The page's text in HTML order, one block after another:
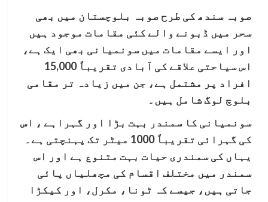
صوبہ سندھ کی طرح صوبہ بلوچستان میں بھی
سحر میں ڈبونے والے کئی مقامات موجود ہیں
اور ایسے مقامات میں سونمیانی بھی ایک ہے،
اس سیاحتی علاقے کی آبادی تقریباً 15,000
افراد پر مشتمل ہے، جن میں زیادہ تر مقامی
بلوچ لوگ شامل ہیں۔
سونمیانی کا سمندر بہت بڑا اور گہراہے ، اس
کی گہرائی تقریباً 1000 میٹر تک پہنچتی ہے۔
یہاں کی سمندری حیات بہت متنوع ہے اور اس
سمندر میں مختلف اقسام کی مچھلیاں پائی
جاتی ہیں، جیسے کہ ٹونا، مکرل، اور کیکڑا